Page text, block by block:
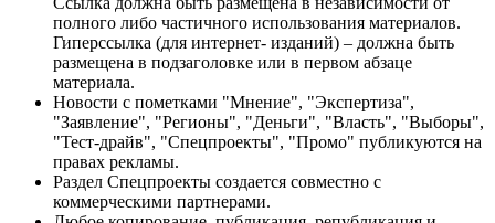
полного либо частичного использования материалов.
Гиперссылка (для интернет- изданий) – должна быть
размещена в подзаголовке или в первом абзаце
материала.
Новости с пометками "Мнение", "Экспертиза",
"Заявление", "Регионы", "Деньги", "Власть", "Выборы",
"Тест-драйв", "Спецпроекты", "Промо" публикуются на
правах рекламы.
Раздел Спецпроекты создается совместно с
коммерческими партнерами.